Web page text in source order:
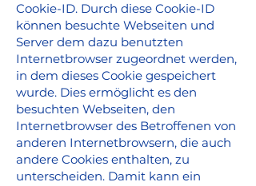
Cookie-ID. Durch diese Cookie-ID
können besuchte Webseiten und
Server dem dazu benutzten
Internetbrowser zugeordnet werden,
in dem dieses Cookie gespeichert
wurde. Dies ermöglicht es den
besuchten Webseiten, den
Internetbrowser des Betroffenen von
anderen Internetbrowsern, die auch
andere Cookies enthalten, zu
unterscheiden. Damit kann ein